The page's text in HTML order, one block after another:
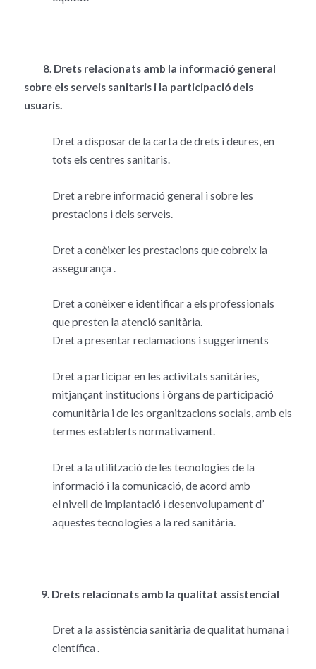
8. Drets relacionats amb la informació general
sobre els serveis sanitaris i la participació dels
usuaris.
Dret a disposar de la carta de drets i deures, en
tots els centres sanitaris.
Dret a rebre informació general i sobre les
prestacions i dels serveis.
Dret a conèixer les prestacions que cobreix la
assegurança .
Dret a conèixer e identificar a els professionals
que presten la atenció sanitària.
Dret a presentar reclamacions i suggeriments
Dret a participar en les activitats sanitàries,
mitjançant institucions i òrgans de participació
comunitària i de les organitzacions socials, amb els
termes establerts normativament.
Dret a la utilització de les tecnologies de la
informació i la comunicació, de acord amb
el nivell de implantació i desenvolupament d’
aquestes tecnologies a la red sanitària.
9. Drets relacionats amb la qualitat assistencial
Dret a la assistència sanitària de qualitat humana i
científica .